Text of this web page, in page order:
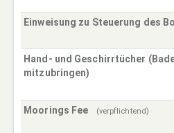
Einweisung zu Steuerung des
Hand- und Geschirrtücher
mitzubringen)
Moorings Fee
(verpflichtend)